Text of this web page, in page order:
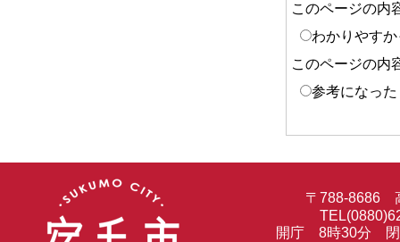
このページの内
わかりやす
このページの内
参考になった
〒788-8686
開庁 8時30分 閉